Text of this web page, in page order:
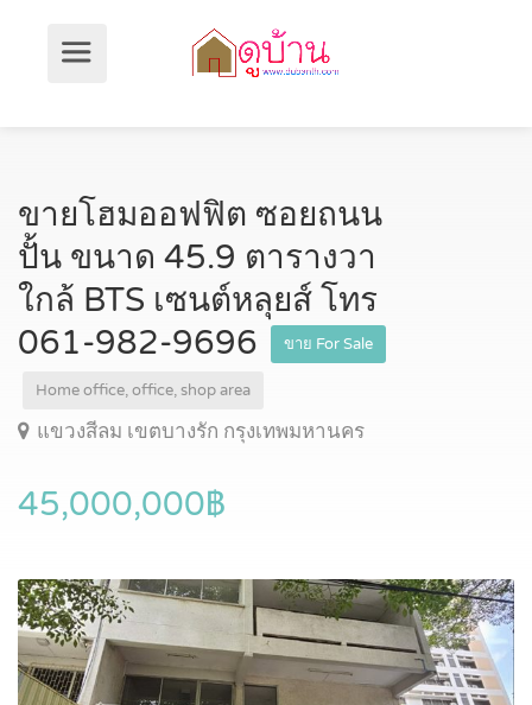
ขายโฮมออฟฟิต ซอยถนน
ปั้น ขนาด 45.9 ตารางวา
ใกล้ BTS เซนต์หลุยส์ โทร
061-982-9696
ขาย For Sale
Home office, office, shop area
แขวงสีลม เขตบางรัก กรุงเทพมหานคร
45,000,000฿